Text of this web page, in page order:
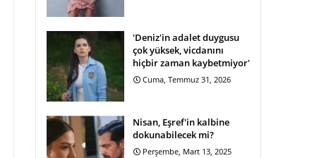
'Deniz'in adalet duygusu
çok yüksek, vicdanını
hiçbir zaman kaybetmiyor'
Cuma, Temmuz 31, 2026
Nisan, Eşref'in kalbine
dokunabilecek mi?
Perşembe, Mart 13, 2025